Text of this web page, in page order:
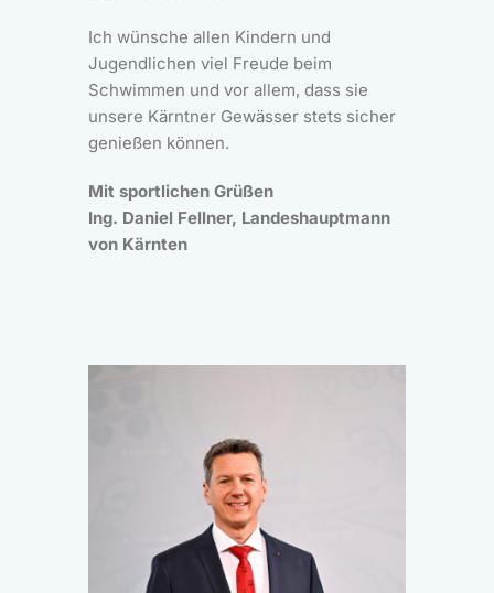
Ich wünsche allen Kindern und
Jugendlichen viel Freude beim
Schwimmen und vor allem, dass sie
unsere Kärntner Gewässer stets sicher
genießen können.
Mit sportlichen Grüßen
Ing. Daniel Fellner, Landeshauptmann
von Kärnten